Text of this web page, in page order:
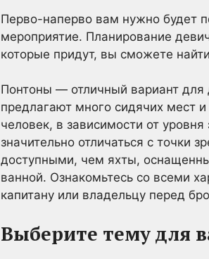
Перво-наперво вам нужно будет
мероприятие. Планирование
которые придут, вы сможете
Понтоны — отличный вариант для
предлагают много сидячих мест
человек, в зависимости от
значительно отличаться с точки
доступными, чем яхты,
ванной. Ознакомьтесь со всеми
капитану или владельцу перед
Выберите тему для